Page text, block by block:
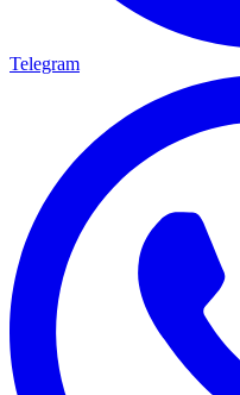
Telegram